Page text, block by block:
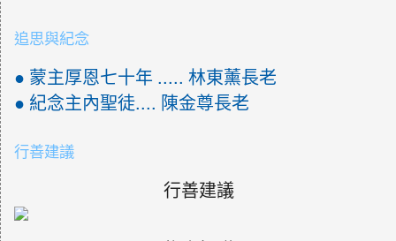
追思與紀念
● 蒙主厚恩七十年 ..... 林東薰長老
● 紀念主內聖徒.... 陳金尊長老
行善建議
行善建議